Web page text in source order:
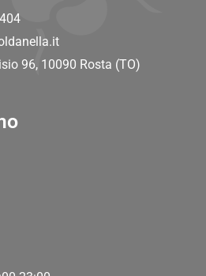
96, 10090 Rosta (TO)